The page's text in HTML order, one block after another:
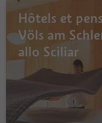
Hôtels et
Völs am
allo Sciliar